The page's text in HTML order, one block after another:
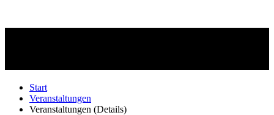
Start
Veranstaltungen
Veranstaltungen (Details)